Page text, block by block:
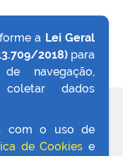
a Lei Geral
2018)para
navegação,
dados
com o uso de
de Cookies e